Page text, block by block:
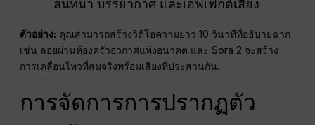
สนทนา บรรยากาศ และเอฟเฟกต์เสียง
ตัวอย่าง: คุณสามารถสร้างวิดีโอความยาว 10 วินาทีที่อธิบายฉาก
เช่น ลอยผ่านห้องครัวอวกาศแห่งอนาคต และ Sora 2 จะสร้าง
การเคลื่อนไหวที่สมจริงพร้อมเสียงที่ประสานกัน.
การจัดการการปรากฏตัว